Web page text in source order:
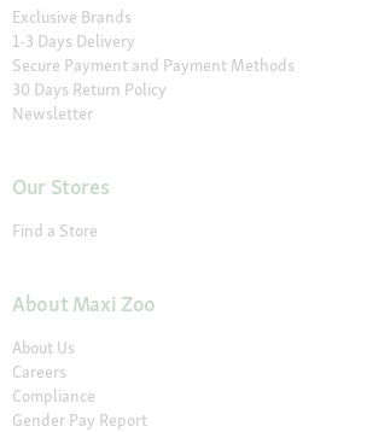
Exclusive Brands
1-3 Days Delivery
Secure Payment and Payment Methods
30 Days Return Policy
Newsletter
Our Stores
Find a Store
About Maxi Zoo
About Us
Careers
Compliance
Gender Pay Report